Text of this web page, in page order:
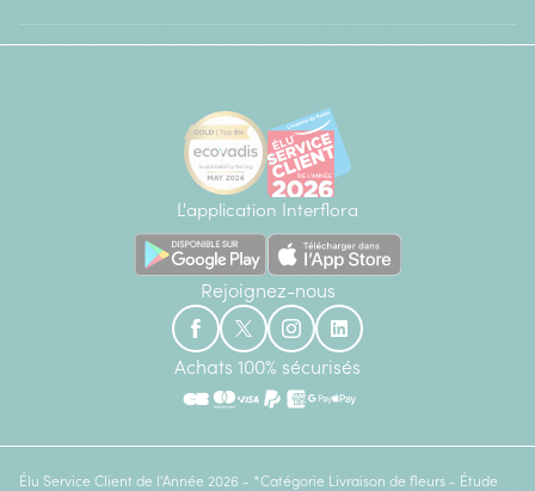
L'application Interflora
Rejoignez-nous
Achats 100% sécurisés
Élu Service Client de l'Année 2026 - *Catégorie Livraison de fleurs - Étude